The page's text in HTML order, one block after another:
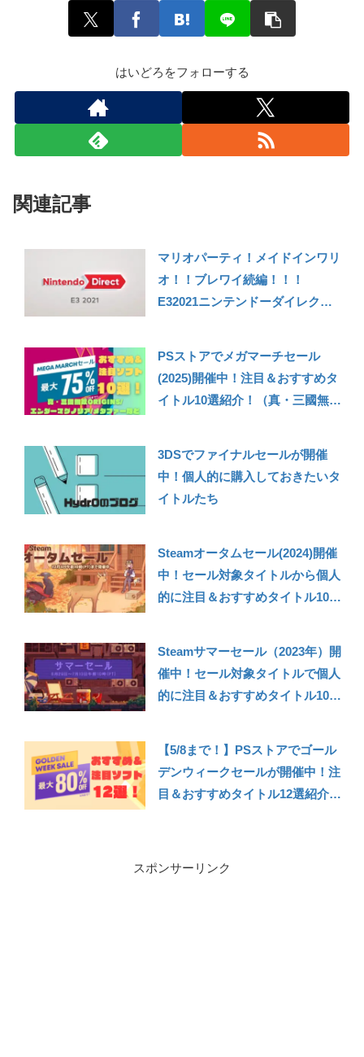
はいどろをフォローする
関連記事
マリオパーティ！メイドインワリ
オ！！ブレワイ続編！！！
E32021ニンテンドーダイレクト
PSストアでメガマーチセール
(2025)開催中！注目＆おすすめタ
イトル10選紹介！（真・三國無双
【PS Store】【PS5/PS4】
3DSでファイナルセールが開催
中！個人的に購入しておきたいタ
イトルたち
Steamオータムセール(2024)開催
中！セール対象タイトルから個人
的に注目＆おすすめタイトル10選
Steamサマーセール（2023年）開
催中！セール対象タイトルで個人
的に注目＆おすすめタイトル10選
【5/8まで！】PSストアでゴール
デンウィークセールが開催中！注
目＆おすすめタイトル12選紹介！
スポンサーリンク